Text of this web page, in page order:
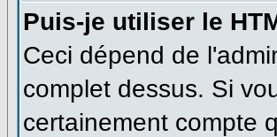
Puis-je utiliser le
Ceci dépend de
complet dessus. Si
certainement compte